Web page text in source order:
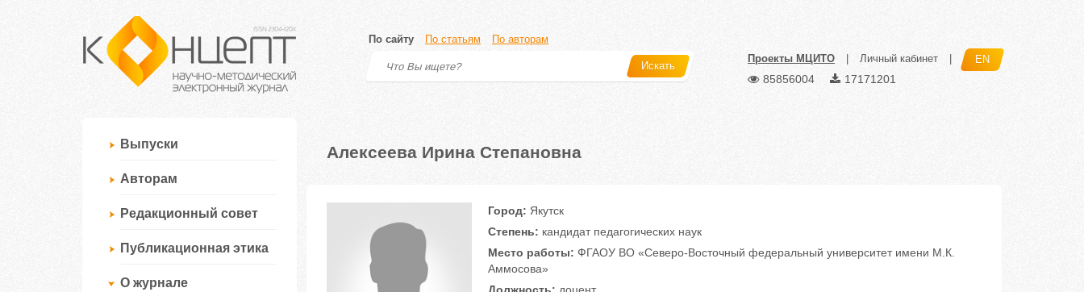
По сайту По статьям По авторам
Искать
Проекты МЦИТО Личный кабинет EN
85856004 17171201
Выпуски
Авторам
Редакционный совет
Публикационная этика
О журнале
Алексеева Ирина Степановна
Город: Якутск
Степень: кандидат педагогических наук
Место работы: ФГАОУ ВО «Северо-Восточный федеральный университет имени М.К.
Аммосова»